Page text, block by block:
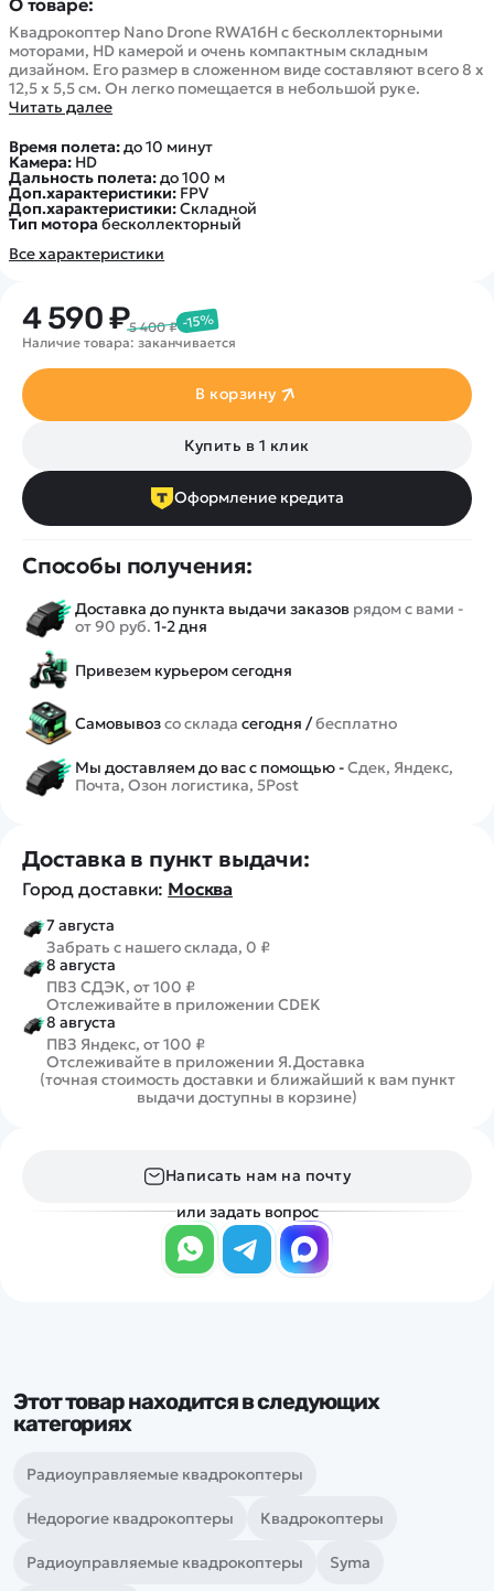
О товаре:
Квадрокоптер Nano Drone RWA16H с бесколлекторными
моторами, HD камерой и очень компактным складным
дизайном. Его размер в сложенном виде составляют всего 8 х
12,5 х 5,5 см. Он легко помещается в небольшой руке.
Читать далее
Время полета:до 10 минут
Камера: HD
Дальность полета:до 100 м
Доп.характеристики: FPV
Доп.характеристики:Складной
Тип мотора бесколлекторный
Все характеристики
4 590 ₽5 400 ₽ -15%
Наличие товара: заканчивается
В корзину
Купить в 1 клик
Оформление кредита
Способы получения:
Доставка до пункта выдачи заказов рядом с вами -
от 90 руб. 1-2 дня
Привезем курьером сегодня
Самовывозсо склада сегодня /бесплатно
Мы доставляем до вас с помощью -Сдек, Яндекс,
Почта, Озон логистика, 5Post
Доставка в пункт выдачи:
Город доставки: Москва
7 августа
Забрать с нашего склада, 0 ₽
8 августа
ПВЗ СДЭК, от 100 ₽
Отслеживайте в приложении CDEK
8 августа
ПВЗ Яндекс, от 100 ₽
Отслеживайте в приложении Я.Доставка
(точная стоимость доставки и ближайший к вам пункт
выдачи доступны в корзине)
Написать нам на почту
или задать вопрос
Этот товар находится в следующих
категориях
Радиоуправляемые квадрокоптеры
Недорогие квадрокоптеры Квадрокоптеры
Радиоуправляемые квадрокоптеры Syma